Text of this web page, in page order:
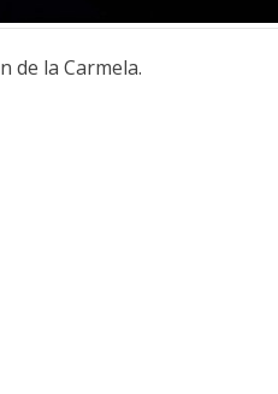
de la Carmela.